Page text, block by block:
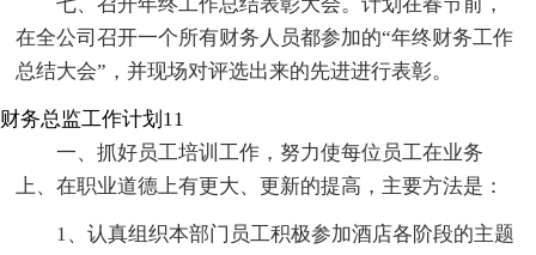
在全公司召开一个所有财务人员都参加的“年终财务工作
总结大会”，并现场对评选出来的先进进行表彰。
财务总监工作计划11
一、抓好员工培训工作，努力使每位员工在业务
上、在职业道德上有更大、更新的提高，主要方法是：
1、认真组织本部门员工积极参加酒店各阶段的主题